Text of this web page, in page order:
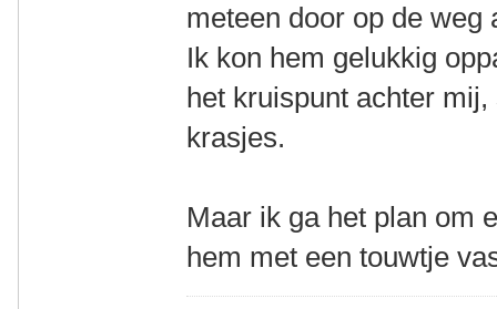
meteen door op de weg
Ik kon hem gelukkig
het kruispunt achter
krasjes.
Maar ik ga het plan om
hem met een touwtje